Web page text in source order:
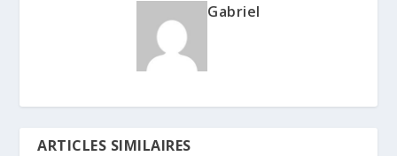
Gabriel
ARTICLES SIMILAIRES